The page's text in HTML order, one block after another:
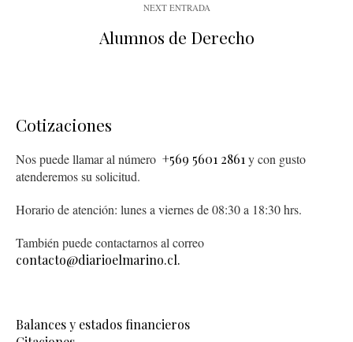
NEXT ENTRADA
Alumnos de Derecho
Cotizaciones
Nos puede llamar al número +569 5601 2861 y con gusto
atenderemos su solicitud.
Horario de atención: lunes a viernes de 08:30 a 18:30 hrs.
También puede contactarnos al correo
contacto@diarioelmarino.cl.
Balances y estados financieros